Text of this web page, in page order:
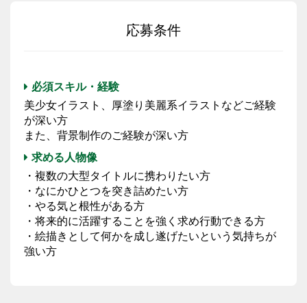
応募条件
必須スキル・経験
美少女イラスト、厚塗り美麗系イラストなどご経験
が深い方
また、背景制作のご経験が深い方
求める人物像
・複数の大型タイトルに携わりたい方
・なにかひとつを突き詰めたい方
・やる気と根性がある方
・将来的に活躍することを強く求め行動できる方
・絵描きとして何かを成し遂げたいという気持ちが
強い方